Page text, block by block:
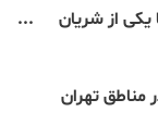
یکی از شریان